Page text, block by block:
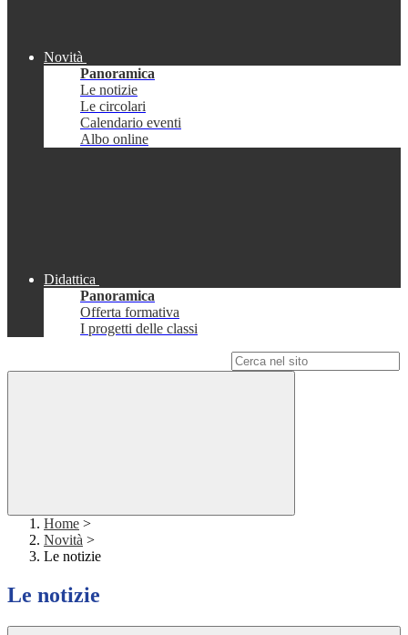
Novità
Panoramica
Le notizie
Le circolari
Calendario eventi
Albo online
Didattica
Panoramica
Offerta formativa
I progetti delle classi
Home >
Novità >
Le notizie
Le notizie